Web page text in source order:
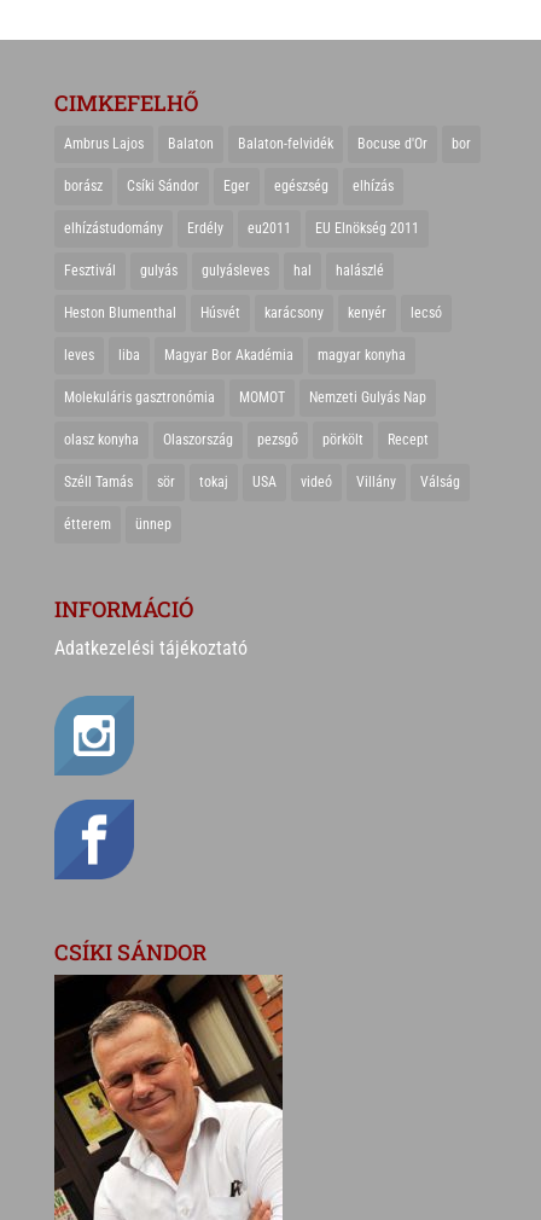
CIMKEFELHŐ
Ambrus Lajos Balaton Balaton-felvidék Bocuse d'Or bor
borász Csíki Sándor Eger egészség elhízás
elhízástudomány Erdély eu2011 EU Elnökség 2011
Fesztivál gulyás gulyásleves hal halászlé
Heston Blumenthal Húsvét karácsony kenyér lecsó
leves liba Magyar Bor Akadémia magyar konyha
Molekuláris gasztronómia MOMOT Nemzeti Gulyás Nap
olasz konyha Olaszország pezsgő pörkölt Recept
Széll Tamás sör tokaj USA videó Villány Válság
étterem ünnep
INFORMÁCIÓ
Adatkezelési tájékoztató
CSÍKI SÁNDOR